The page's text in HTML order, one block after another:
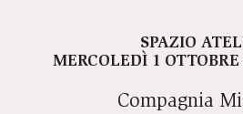
SPAZIO
MERCOLEDÌ 1 OTTOBRE
Compagnia